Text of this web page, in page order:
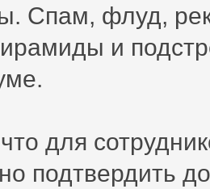
Спам, флуд,
и
для
подтвердить